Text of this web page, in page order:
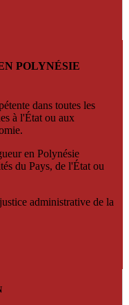
POLYNÉSIE
dans toutes les
à l'État ou aux
en Polynésie
du Pays, de l'État ou
administrative de la